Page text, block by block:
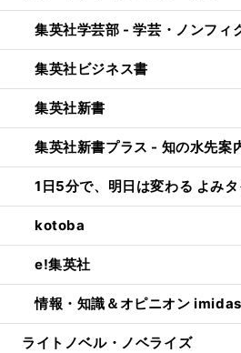
集英社学芸部 - 学芸・ノンフィ
集英社ビジネス書
集英社新書
集英社新書プラス - 知の水先案
1日5分で、明日は変わる よみ
kotoba
e!集英社
情報・知識＆オピニオン imidas
ライトノベル・ノベライズ